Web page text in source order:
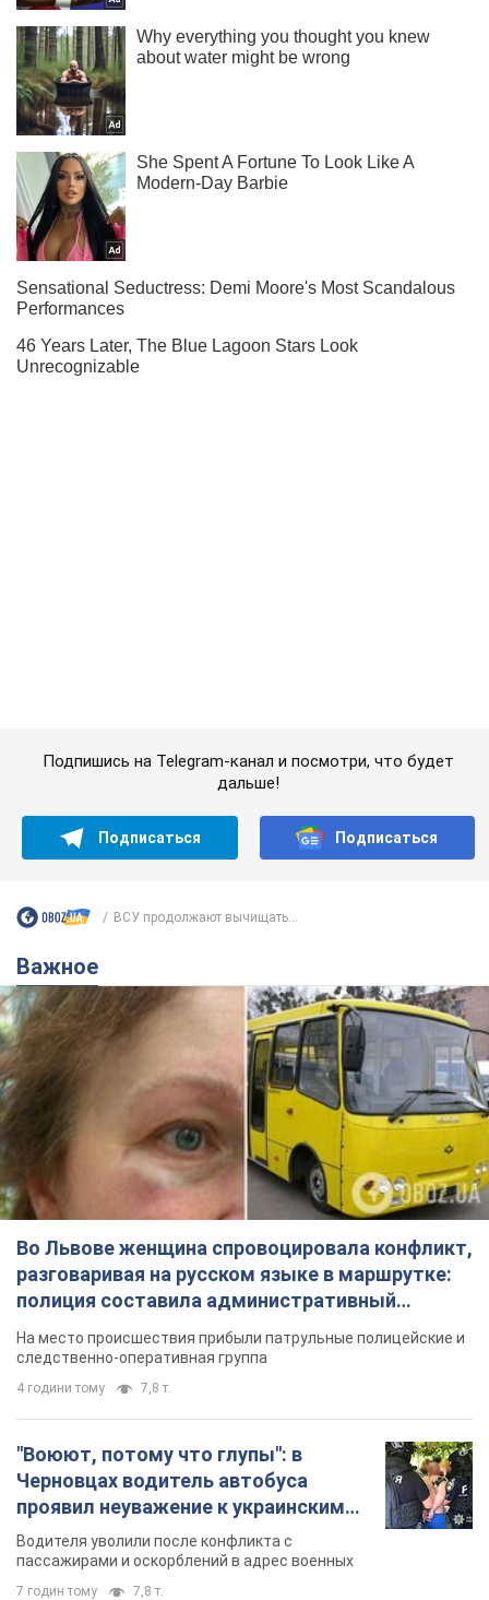
разговаривая на русском языке в маршрутке:
протокол. Видео
На место происшествия прибыли патрульные полицейские и
следственно-оперативная группа
4 години тому
"Воюют, потому что глупы": в
Черновцах водитель автобуса
проявил неуважение к украинским
военным и поплатился за это.
Видео
Водителя уволили после конфликта с
пассажирами и оскорблений в адрес военных
7 годин тому
"Не следит за сексуальностью": в
Киеве консультант салона красоты
оскорбил женщину после
химиотерапии, разгорелся скандал.
Сотрудник салона оценил внешность